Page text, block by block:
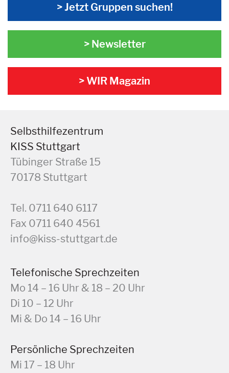
> Jetzt Gruppen suchen!
> Newsletter
> WIR Magazin
Selbsthilfezentrum
KISS Stuttgart
Tübinger Straße 15
70178 Stuttgart
Tel. 0711 640 6117
Fax 0711 640 4561
info@kiss-stuttgart.de
Telefonische Sprechzeiten
Mo 14 – 16 Uhr & 18 – 20 Uhr
Di 10 – 12 Uhr
Mi & Do 14 – 16 Uhr
Persönliche Sprechzeiten
Mi 17 – 18 Uhr